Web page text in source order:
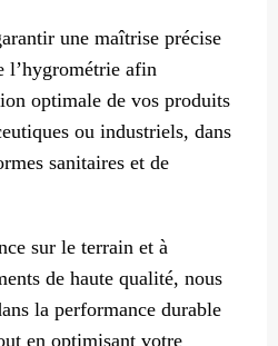
une maîtrise précise
l’hygrométrie afin
optimale de vos produits
ou industriels, dans
sanitaires et de
sur le terrain et à
de haute qualité, nous
la performance durable
en optimisant votre